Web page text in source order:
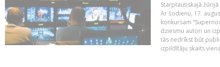
Starptautiskajā
Ar šodienu, 17.
konkursam
dziesmu autori un
tās nedrīkst būt
izpildītāju skaits